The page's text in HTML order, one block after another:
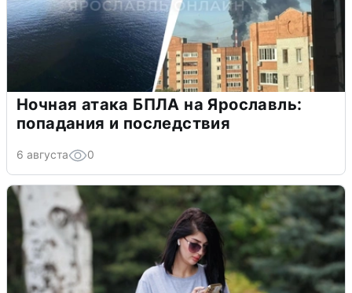
Ночная атака БПЛА на Ярославль:
попадания и последствия
6 августа 0